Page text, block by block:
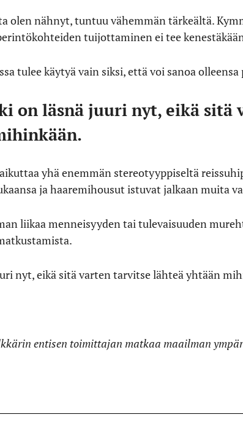
olen nähnyt, tuntuu vähemmän tärkeältä.
tuijottaminen ei tee
tulee käytyä vain siksi, että voi sanoa olleensa
on läsnä juuri nyt, eikä sitä
yhä enemmän stereotyyppiseltä
ja haaremihousut istuvat jalkaan muita
liikaa menneisyyden tai tulevaisuuden
nyt, eikä sitä varten tarvitse lähteä yhtään
entisen toimittajan matkaa maailman